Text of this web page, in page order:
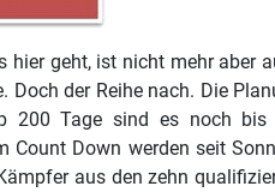
hier geht, ist nicht mehr aber
Doch der Reihe nach. Die
200 Tage sind es noch bis
Count Down werden seit
aus den zehn